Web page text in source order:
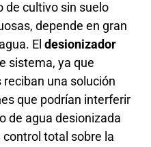
de cultivo sin suelo
depende en gran
El desionizador
sistema, ya que
una solución
que podrían interferir
de agua desionizada
total sobre la